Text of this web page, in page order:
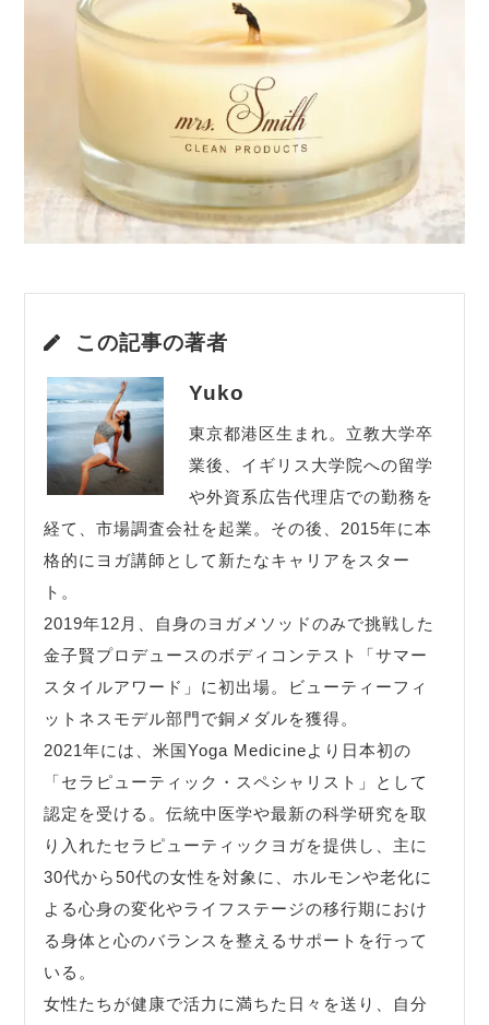
この記事の著者
Yuko
東京都港区生まれ。立教大学卒
業後、イギリス大学院への留学
や外資系広告代理店での勤務を
経て、市場調査会社を起業。その後、2015年に本
格的にヨガ講師として新たなキャリアをスター
ト。
2019年12月、自身のヨガメソッドのみで挑戦した
金子賢プロデュースのボディコンテスト「サマー
スタイルアワード」に初出場。ビューティーフィ
ットネスモデル部門で銅メダルを獲得。
2021年には、米国Yoga Medicineより日本初の
「セラピューティック・スペシャリスト」として
認定を受ける。伝統中医学や最新の科学研究を取
り入れたセラピューティックヨガを提供し、主に
30代から50代の女性を対象に、ホルモンや老化に
よる心身の変化やライフステージの移行期におけ
る身体と心のバランスを整えるサポートを行って
いる。
女性たちが健康で活力に満ちた日々を送り、自分